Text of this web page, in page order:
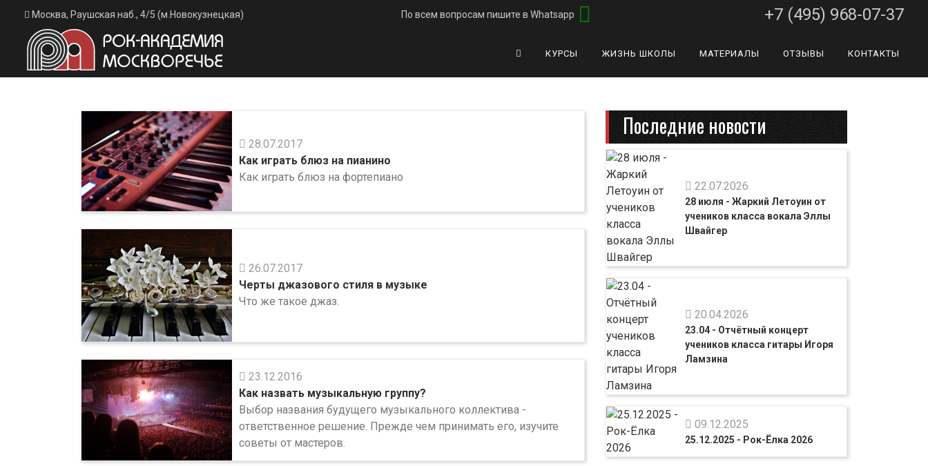
КУРСЫ ЖИЗНЬ ШКОЛЫ МАТЕРИАЛЫ ОТЗЫВЫ КОНТАКТЫ
Москва, Раушская наб., 4/5 (м.Новокузнецкая) По всем вопросам пишите в Whatsapp +7 (495) 968-07-37
28.07.2017
Как играть блюз на пианино
Как играть блюз на фортепиано
26.07.2017
Черты джазового стиля в музыке
Что же такое джаз.
23.12.2016
Как назвать музыкальную группу?
Выбор названия будущего музыкального коллектива -
ответственное решение. Прежде чем принимать его, изучите
советы от мастеров.
Последние новости
22.07.2026
28 июля - Жаркий Летоуин от
учеников класса вокала Эллы
Швайгер
20.04.2026
23.04 - Отчётный концерт
учеников класса гитары Игоря
Ламзина
09.12.2025
25.12.2025 - Рок-Ёлка 2026